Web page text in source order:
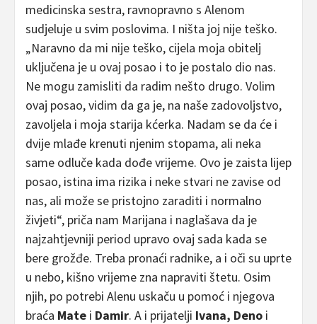
medicinska sestra, ravnopravno s Alenom
sudjeluje u svim poslovima. I ništa joj nije teško.
„Naravno da mi nije teško, cijela moja obitelj
uključena je u ovaj posao i to je postalo dio nas.
Ne mogu zamisliti da radim nešto drugo. Volim
ovaj posao, vidim da ga je, na naše zadovoljstvo,
zavoljela i moja starija kćerka. Nadam se da će i
dvije mlađe krenuti njenim stopama, ali neka
same odluče kada dođe vrijeme. Ovo je zaista lijep
posao, istina ima rizika i neke stvari ne zavise od
nas, ali može se pristojno zaraditi i normalno
živjeti“, priča nam Marijana i naglašava da je
najzahtjevniji period upravo ovaj sada kada se
bere grožđe. Treba pronaći radnike, a i oči su uprte
u nebo, kišno vrijeme zna napraviti štetu. Osim
njih, po potrebi Alenu uskaču u pomoć i njegova
braća Mate i Damir. A i prijatelji Ivana, Deno i